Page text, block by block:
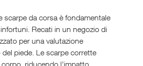
scarpe da corsa è fondamentale
Recati in un negozio di
per una valutazione
del piede. Le scarpe corrette
riducendo l’impatto